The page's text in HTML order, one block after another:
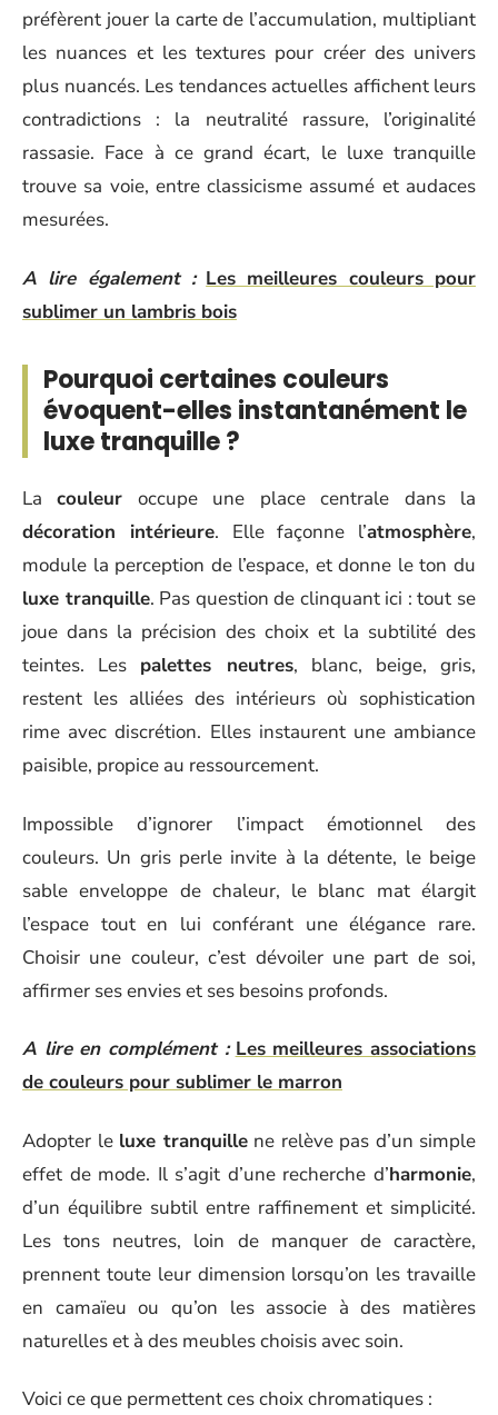
préfèrent jouer la carte de l’accumulation, multipliant
les nuances et les textures pour créer des univers
plus nuancés. Les tendances actuelles affichent leurs
contradictions : la neutralité rassure, l’originalité
rassasie. Face à ce grand écart, le luxe tranquille
trouve sa voie, entre classicisme assumé et audaces
mesurées.
A lire également : Les meilleures couleurs pour
sublimer un lambris bois
Pourquoi certaines couleurs
évoquent-elles instantanément le
luxe tranquille ?
Lacouleur occupe une place centrale dans la
décoration intérieure. Elle façonne l’atmosphère,
module la perception de l’espace, et donne le ton du
luxe tranquille. Pas question de clinquant ici : tout se
joue dans la précision des choix et la subtilité des
teintes. Les palettes neutres, blanc, beige, gris,
restent les alliées des intérieurs où sophistication
rime avec discrétion. Elles instaurent une ambiance
paisible, propice au ressourcement.
Impossible d’ignorer l’impact émotionnel des
couleurs. Un gris perle invite à la détente, le beige
sable enveloppe de chaleur, le blanc mat élargit
l’espace tout en lui conférant une élégance rare.
Choisir une couleur, c’est dévoiler une part de soi,
affirmer ses envies et ses besoins profonds.
A lire en complément : Les meilleures associations
de couleurs pour sublimer le marron
Adopter le luxe tranquillene relève pas d’un simple
effet de mode. Il s’agit d’une recherche d’harmonie,
d’un équilibre subtil entre raffinement et simplicité.
Les tons neutres, loin de manquer de caractère,
prennent toute leur dimension lorsqu’on les travaille
en camaïeu ou qu’on les associe à des matières
naturelles et à des meubles choisis avec soin.
Voici ce que permettent ces choix chromatiques :